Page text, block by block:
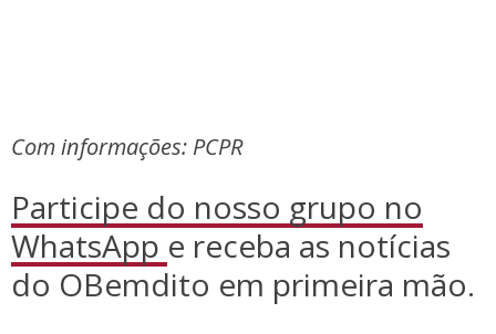
Com informações: PCPR
Participe do nosso grupo no
WhatsApp e receba as notícias
do OBemdito em primeira mão.